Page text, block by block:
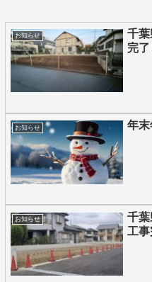
お知らせ
千
完了
お知らせ 年
お知らせ
千
工事